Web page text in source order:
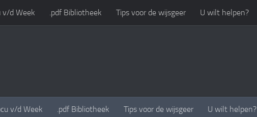
v/d Week .pdf Bibliotheek Tips voor de wijsgeer U wilt helpen?
v/d Week .pdf Bibliotheek Tips voor de wijsgeer U wilt helpen?